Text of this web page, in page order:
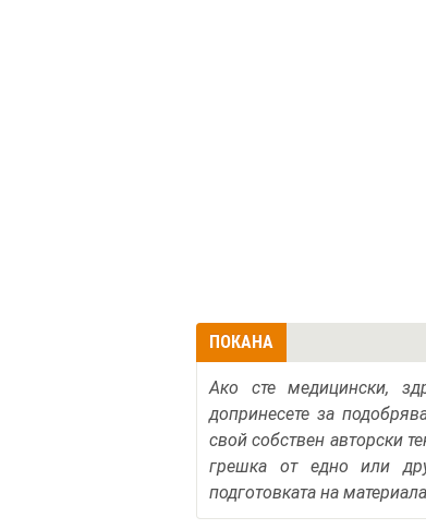
ПОКАНА
Ако сте медицински,
допринесете за
свой собствен авторски
грешка от едно или
подготовката на